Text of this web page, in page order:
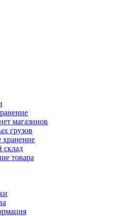
магазинов
грузов
хранение
склад
товара